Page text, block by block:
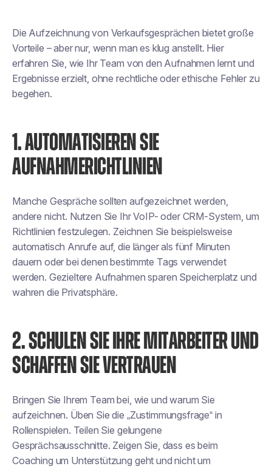
Die Aufzeichnung von Verkaufsgesprächen bietet große
Vorteile – aber nur, wenn man es klug anstellt. Hier
erfahren Sie, wie Ihr Team von den Aufnahmen lernt und
Ergebnisse erzielt, ohne rechtliche oder ethische Fehler zu
begehen.
1. AUTOMATISIEREN SIE
AUFNAHMERICHTLINIEN
Manche Gespräche sollten aufgezeichnet werden,
andere nicht. Nutzen Sie Ihr VoIP- oder CRM-System, um
Richtlinien festzulegen. Zeichnen Sie beispielsweise
automatisch Anrufe auf, die länger als fünf Minuten
dauern oder bei denen bestimmte Tags verwendet
werden. Gezieltere Aufnahmen sparen Speicherplatz und
wahren die Privatsphäre.
2. SCHULEN SIE IHRE MITARBEITER UND
SCHAFFEN SIE VERTRAUEN
Bringen Sie Ihrem Team bei, wie und warum Sie
aufzeichnen. Üben Sie die „Zustimmungsfrage“ in
Rollenspielen. Teilen Sie gelungene
Gesprächsausschnitte. Zeigen Sie, dass es beim
Coaching um Unterstützung geht und nicht um